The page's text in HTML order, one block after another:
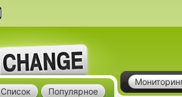
Список Популярное